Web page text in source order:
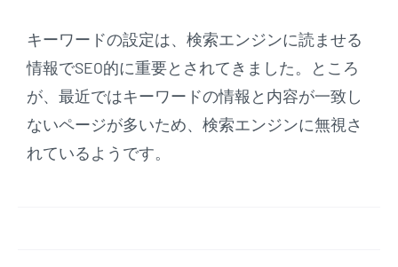
キーワードの設定は、検索エンジンに読ませる
情報でSEO的に重要とされてきました。ところ
が、 最近ではキーワードの情報と内容が一致し
ないページが多いため、検索エンジンに無視さ
れているようです。